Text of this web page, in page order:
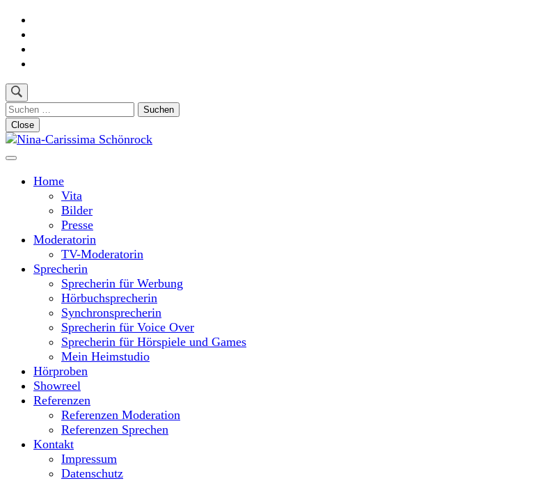
Skip
content
(Press
Suchen
nach:
Close
Nina-Carissima Schönrock
Home
Vita
Bilder
Presse
Moderatorin
TV-Moderatorin
Sprecherin
Sprecherin für Werbung
Hörbuchsprecherin
Synchronsprecherin
Sprecherin für Voice Over
Sprecherin für Hörspiele und Games
Mein Heimstudio
Hörproben
Showreel
Referenzen
Referenzen Moderation
Referenzen Sprechen
Kontakt
Impressum
Datenschutz